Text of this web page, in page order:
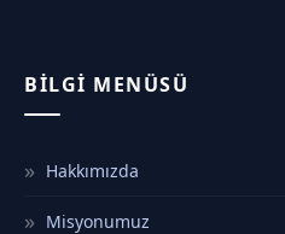
BILGI MENÜSÜ
Hakkımızda
Misyonumuz